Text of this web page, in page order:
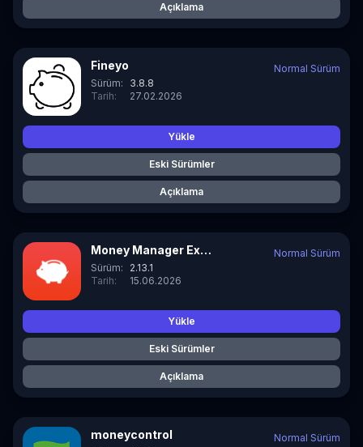
Açıklama
Fineyo
Sürüm:
3.8.8
Tarih:
27.02.2026
Normal Sürüm
Yükle
Eski Sürümler
Açıklama
Money Manager Expense & Budget
Sürüm:
2.13.1
Tarih:
15.06.2026
Normal Sürüm
Yükle
Eski Sürümler
Açıklama
moneycontrol Normal Sürüm